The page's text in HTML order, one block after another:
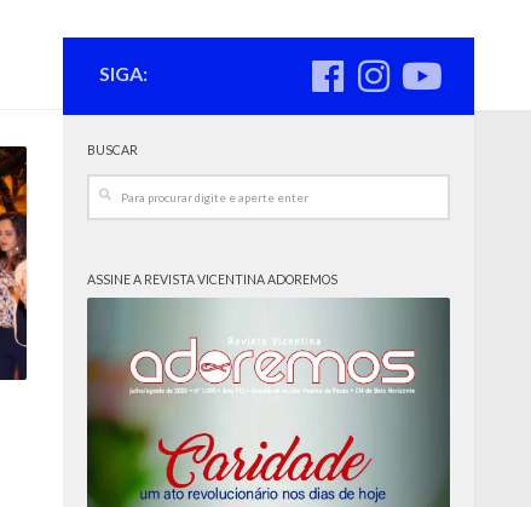
SIGA:
BUSCAR
ASSINE A REVISTA VICENTINA ADOREMOS